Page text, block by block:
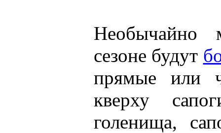
сезоне будут
прямые или
кверху
голенища,